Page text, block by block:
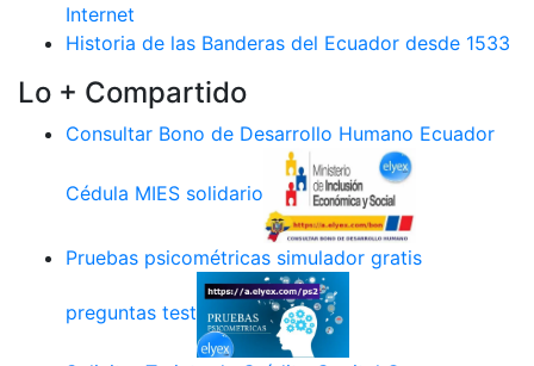
Internet
Historia de las Banderas del Ecuador desde 1533
Lo + Compartido
Consultar Bono de Desarrollo Humano Ecuador
Cédula MIES solidario
Pruebas psicométricas simulador gratis
preguntas test